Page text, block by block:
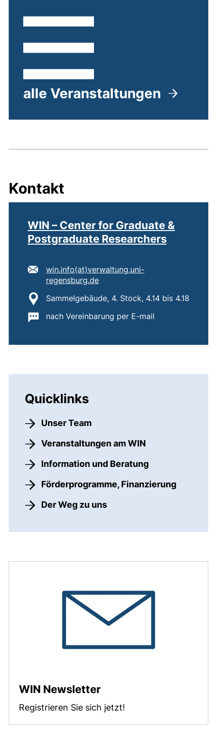
alle Veranstaltungen
Kontakt
WIN – Center for Graduate &
Postgraduate Researchers
E-Mail Adresse:
win.info​(at)​verwaltung.uni-
regensburg.de(öffnet Ihr E-Mail-Programm)
Standort:
Sammelgebäude, 4. Stock, 4.14 bis 4.18
Wichtige Informationen:
nach Vereinbarung per E-mail
Quicklinks
Unser Team
Veranstaltungen am WIN
Information und Beratung
Förderprogramme, Finanzierung
Der Weg zu uns
WIN Newsletter
Registrieren Sie sich jetzt!